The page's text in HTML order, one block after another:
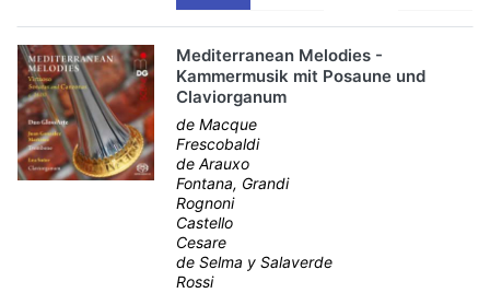
Mediterranean Melodies -
Kammermusik mit Posaune und
Claviorganum
de Macque
Frescobaldi
de Arauxo
Fontana, Grandi
Rognoni
Castello
Cesare
de Selma y Salaverde
Rossi